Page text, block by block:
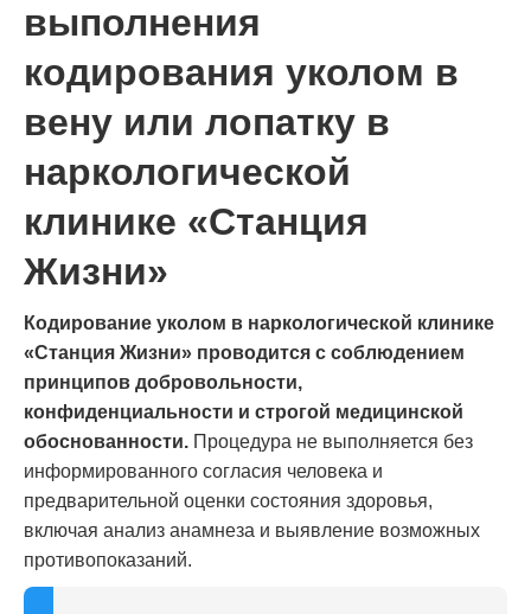
выполнения
кодирования уколом в
вену или лопатку в
наркологической
клинике «Станция
Жизни»
Кодирование уколом в наркологической клинике
«Станция Жизни» проводится с соблюдением
принципов добровольности,
конфиденциальности и строгой медицинской
обоснованности. Процедура не выполняется без
информированного согласия человека и
предварительной оценки состояния здоровья,
включая анализ анамнеза и выявление возможных
противопоказаний.